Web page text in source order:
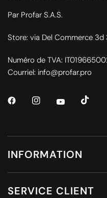
Par Profar S.A.S.
Store: via Del Commerce 3d
Numéro de TVA:
Courriel: info@profar.pro
INFORMATION
SERVICE CLIENT